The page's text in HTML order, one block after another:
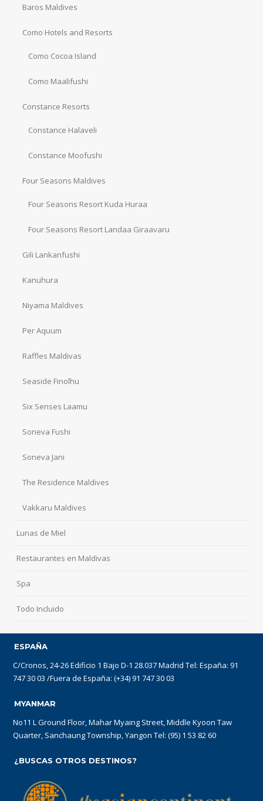
Baros Maldives
Como Hotels and Resorts
Como Cocoa Island
Como Maalifushi
Constance Resorts
Constance Halaveli
Constance Moofushi
Four Seasons Maldives
Four Seasons Resort Kuda Huraa
Four Seasons Resort Landaa Giraavaru
Gili Lankanfushi
Kanuhura
Niyama Maldives
Per Aquum
Raffles Maldivas
Seaside Finolhu
Six Senses Laamu
Soneva Fushi
Soneva Jani
The Residence Maldives
Vakkaru Maldives
Lunas de Miel
Restaurantes en Maldivas
Spa
Todo Incluido
ESPAÑA
C/Cronos, 24-26 Edificio 1 Bajo D-1 28.037 Madrid Tel: España: 91
747 30 03 /Fuera de España: (+34) 91 747 30 03
MYANMAR
No11 L Ground Floor, Mahar Myaing Street, Middle Kyoon Taw
Quarter, Sanchaung Township, Yangon Tel: (95) 1 53 82 60
¿BUSCAS OTROS DESTINOS?